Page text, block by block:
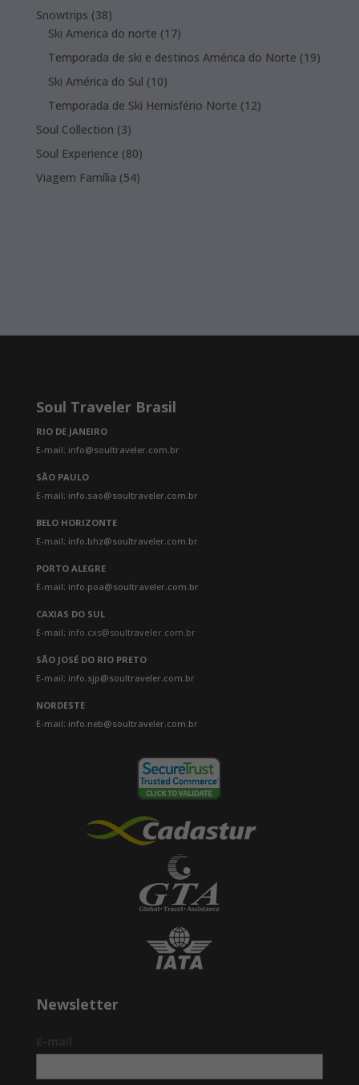
product
Snowtrips 3838
products
Ski America do norte 1717
products
Temporada de ski e destinos América do Norte 1919
Ski América do Sul 1010
products
Temporada de Ski Hemisfério Norte 1212
Soul Collection 33
products
Soul Experience 8080
products
Viagem Família 5454
Soul Traveler Brasil
RIO DE JANEIRO
E-mail: info@soultraveler.com.br
SÃO PAULO
E-mail: info.sao@soultraveler.com.br
BELO HORIZONTE
E-mail: info.bhz@soultraveler.com.br
PORTO ALEGRE
E-mail: info.poa@soultraveler.com.br
CAXIAS DO SUL
E-mail: info.cxs@soultraveler.com.br
SÃO JOSÉ DO RIO PRETO
E-mail: info.sjp@soultraveler.com.br
NORDESTE
E-mail: info.neb@soultraveler.com.br
Newsletter